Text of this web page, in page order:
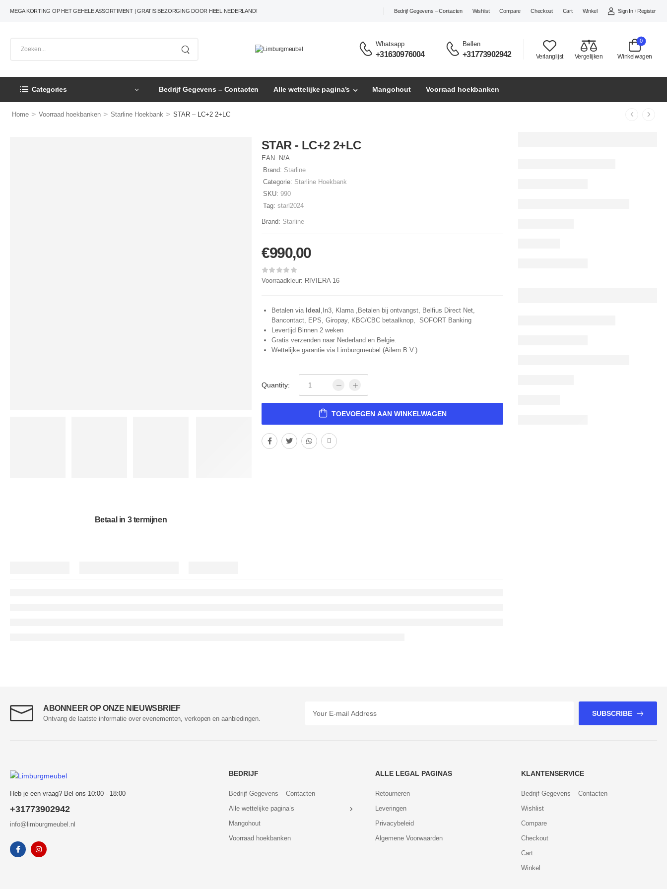
MEGA KORTING OP HET GEHELE ASSORTIMENT | GRATIS BEZORGING DOOR HEEL NEDERLAND! Bedrijf Gegevens – Contacten Wishlist Compare Checkout Cart Winkel Sign In / Register
Whatsapp
+31630976004
Bellen
+31773902942 Verlanglijst Vergelijken Winkelwagen
0
Categories Bedrijf Gegevens – Contacten Alle wettelijke pagina’s Mangohout Voorraad hoekbanken
Home > Voorraad hoekbanken > Starline Hoekbank > STAR – LC+2 2+LC
Betaal in 3 termijnen
STAR - LC+2 2+LC
EAN: N/A
Brand: Starline
Categorie: Starline Hoekbank
SKU: 990
Tag: starl2024
Brand: Starline
€990,00
Voorraadkleur: RIVIERA 16
Betalen via Ideal ,In3, Klarna ,Betalen bij ontvangst, Belfius Direct Net,
Bancontact, EPS, Giropay, KBC/CBC betaalknop, SOFORT Banking
Levertijd Binnen 2 weken
Gratis verzenden naar Nederland en Belgie.
Wettelijke garantie via Limburgmeubel (Ailem B.V.)
Quantity:
TOEVOEGEN AAN WINKELWAGEN
ABONNEER OP ONZE NIEUWSBRIEF
Ontvang de laatste informatie over evenementen, verkopen en aanbiedingen.
SUBSCRIBE
Heb je een vraag? Bel ons 10:00 - 18:00
+31773902942
info@limburgmeubel.nl
BEDRIJF
Bedrijf Gegevens – Contacten
Alle wettelijke pagina’s
Mangohout
Voorraad hoekbanken
ALLE LEGAL PAGINAS
Retourneren
Leveringen
Privacybeleid
Algemene Voorwaarden
KLANTENSERVICE
Bedrijf Gegevens – Contacten
Wishlist
Compare
Checkout
Cart
Winkel